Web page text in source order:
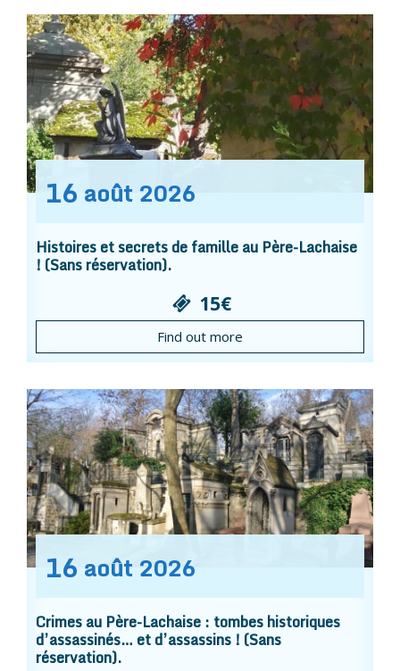
16 août 2026
Histoires et secrets de famille au Père-Lachaise
! (Sans réservation).
15€
Find out more
16 août 2026
Crimes au Père-Lachaise : tombes historiques
d’assassinés… et d’assassins ! (Sans
réservation).